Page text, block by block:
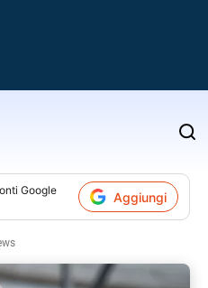
Google
Aggiungi